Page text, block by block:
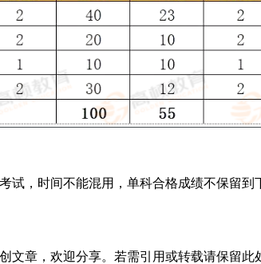
，时间不能混用，单科合格成绩不保留到
章，欢迎分享。若需引用或转载请保留此